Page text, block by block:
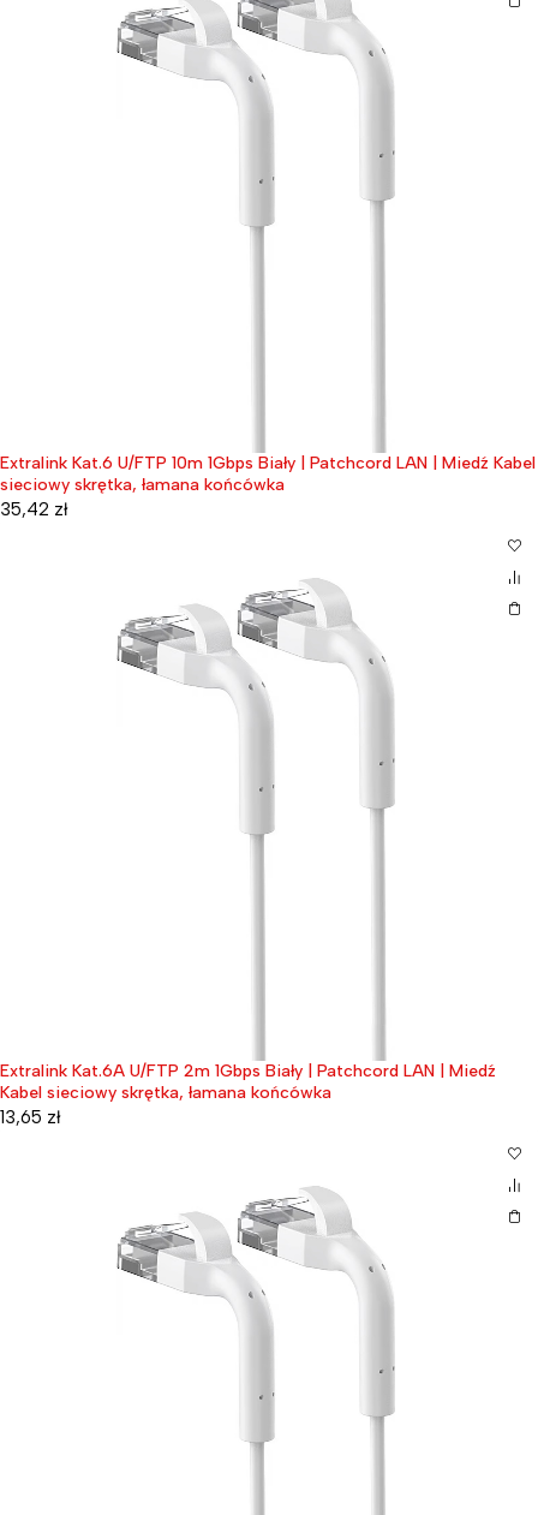
Extralink Kat.6 U/FTP 10m 1Gbps Biały | Patchcord LAN | Miedź Kabel
sieciowy skrętka, łamana końcówka
35,42 zł
Extralink Kat.6A U/FTP 2m 1Gbps Biały | Patchcord LAN | Miedź
Kabel sieciowy skrętka, łamana końcówka
13,65 zł